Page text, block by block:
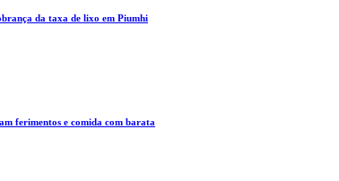
da taxa de lixo em Piumhi
ferimentos e comida com barata